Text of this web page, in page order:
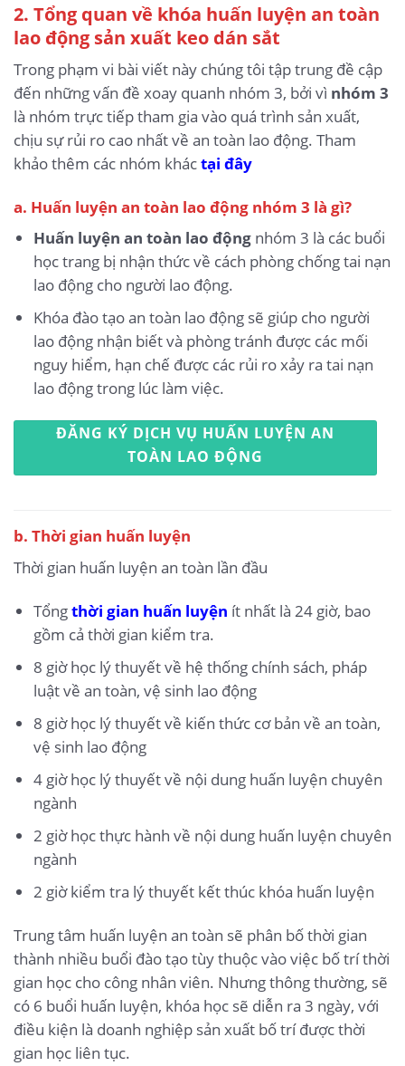
2. Tổng quan về khóa huấn luyện an toàn
lao động sản xuất keo dán sắt
Trong phạm vi bài viết này chúng tôi tập trung đề cập
đến những vấn đề xoay quanh nhóm 3, bởi vì nhóm 3
là nhóm trực tiếp tham gia vào quá trình sản xuất,
chịu sự rủi ro cao nhất về an toàn lao động. Tham
khảo thêm các nhóm kháctại đây
a. Huấn luyện an toàn lao động nhóm 3 là gì?
Huấn luyện an toàn lao độngnhóm 3 là các buổi
học trang bị nhận thức về cách phòng chống tai nạn
lao động cho người lao động.
Khóa đào tạo an toàn lao động sẽ giúp cho người
lao động nhận biết và phòng tránh được các mối
nguy hiểm, hạn chế được các rủi ro xảy ra tai nạn
lao động trong lúc làm việc.
ĐĂNG KÝ DỊCH VỤ HUẤN LUYỆN AN
TOÀN LAO ĐỘNG
b. Thời gian huấn luyện
Thời gian huấn luyện an toàn lần đầu
Tổngthời gian huấn luyện ít nhất là 24 giờ, bao
gồm cả thời gian kiểm tra.
8 giờ học lý thuyết về hệ thống chính sách, pháp
luật về an toàn, vệ sinh lao động
8 giờ học lý thuyết về kiến thức cơ bản về an toàn,
vệ sinh lao động
4 giờ học lý thuyết về nội dung huấn luyện chuyên
ngành
2 giờ học thực hành về nội dung huấn luyện chuyên
ngành
2 giờ kiểm tra lý thuyết kết thúc khóa huấn luyện
Trung tâm huấn luyện an toàn sẽ phân bố thời gian
thành nhiều buổi đào tạo tùy thuộc vào việc bố trí thời
gian học cho công nhân viên. Nhưng thông thường, sẽ
có 6 buổi huấn luyện, khóa học sẽ diễn ra 3 ngày, với
điều kiện là doanh nghiệp sản xuất bố trí được thời
gian học liên tục.